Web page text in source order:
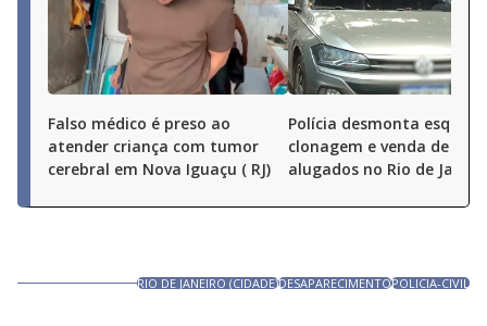
Falso médico é preso ao
atender criança com tumor
cerebral em Nova Iguaçu ( RJ)
Polícia desmonta
clonagem e venda de
alugados no Rio de
RIO DE JANEIRO (CIDADE)DESAPARECIMENTOPOLICIA-CIVIL